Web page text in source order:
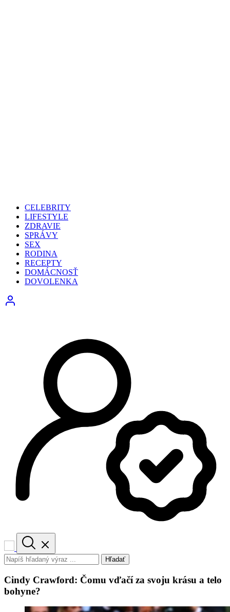
CELEBRITY
LIFESTYLE
ZDRAVIE
SPRÁVY
SEX
RODINA
RECEPTY
DOMÁCNOSŤ
DOVOLENKA
Hľadať
Cindy Crawford: Čomu vďačí za svoju krásu a telo
bohyne?